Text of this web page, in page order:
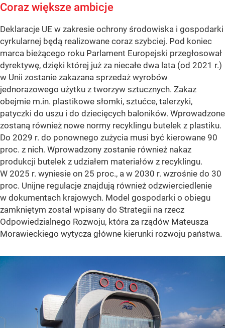
Coraz większe ambicje
Deklaracje UE w zakresie ochrony środowiska i gospodarki
cyrkularnej będą realizowane coraz szybciej. Pod koniec
marca bieżącego roku Parlament Europejski przegłosował
dyrektywę, dzięki której już za niecałe dwa lata (od 2021 r.)
w Unii zostanie zakazana sprzedaż wyrobów
jednorazowego użytku z tworzyw sztucznych. Zakaz
obejmie m.in. plastikowe słomki, sztućce, talerzyki,
patyczki do uszu i do dziecięcych baloników. Wprowadzone
zostaną również nowe normy recyklingu butelek z plastiku.
Do 2029 r. do ponownego zużycia musi być kierowane 90
proc. z nich. Wprowadzony zostanie również nakaz
produkcji butelek z udziałem materiałów z recyklingu.
W 2025 r. wyniesie on 25 proc., a w 2030 r. wzrośnie do 30
proc. Unijne regulacje znajdują również odzwierciedlenie
w dokumentach krajowych. Model gospodarki o obiegu
zamkniętym został wpisany do Strategii na rzecz
Odpowiedzialnego Rozwoju, która za rządów Mateusza
Morawieckiego wytycza główne kierunki rozwoju państwa.